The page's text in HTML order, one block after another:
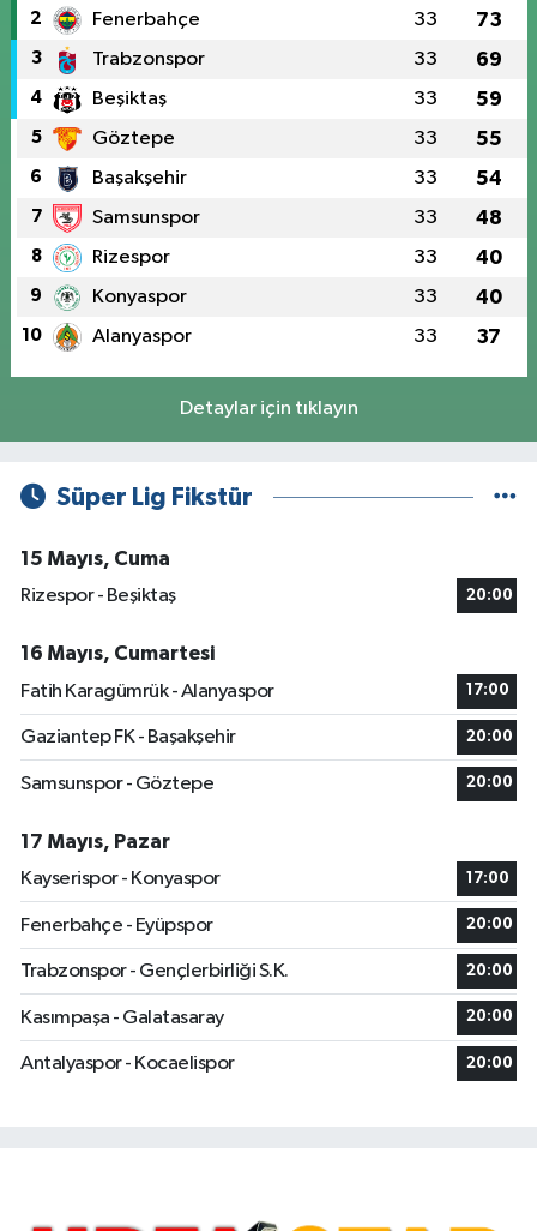
2 Fenerbahçe 33 73
3 Trabzonspor 33 69
4 Beşiktaş 33 59
5 Göztepe 33 55
6 Başakşehir 33 54
7 Samsunspor 33 48
8 Rizespor 33 40
9 Konyaspor 33 40
10 Alanyaspor 33 37
Detaylar için tıklayın
Süper Lig Fikstür
15 Mayıs, Cuma
Rizespor - Beşiktaş
20:00
16 Mayıs, Cumartesi
Fatih Karagümrük - Alanyaspor
17:00
Gaziantep FK - Başakşehir 20:00
Samsunspor - Göztepe 20:00
17 Mayıs, Pazar
Kayserispor - Konyaspor
17:00
Fenerbahçe - Eyüpspor 20:00
Trabzonspor - Gençlerbirliği S.K. 20:00
Kasımpaşa - Galatasaray 20:00
Antalyaspor - Kocaelispor 20:00